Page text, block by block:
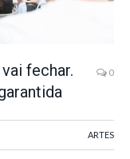
fechar.
0
ARTES